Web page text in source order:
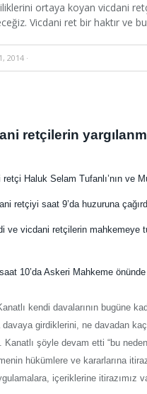
ortaya koyan vicdani
Vicdani ret bir haktır ve
2014 ·
retçilerin
Haluk Selam Tufanlı’nın ve
retçiyi saat 9’da huzuruna
ve vicdani retçilerin mahkemeye
10’da Askeri Mahkeme
kendi davalarının bugüne
girdiklerini, ne davadan
Kanatlı şöyle devam etti “bu
hükümlere ve kararlarına
içeriklerine itirazımız